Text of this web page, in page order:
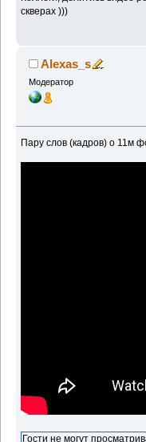
скверах )))
Alexas_s
Модератор
Пару слов (кадров) о 11м
Гости не могут